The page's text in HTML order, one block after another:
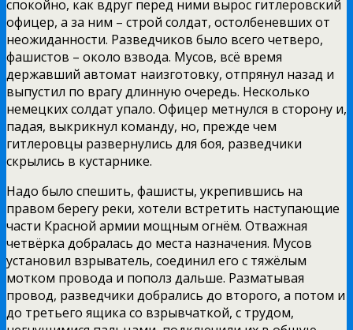
спокойно, как вдруг перед ними вырос гитлеровский
офицер, а за ним – строй солдат, остолбеневших от
неожиданности. Разведчиков было всего четверо,
фашистов – около взвода. Мусов, всё время
державший автомат наизготовку, отпрянул назад и
выпустил по врагу длинную очередь. Несколько
немецких солдат упало. Офицер метнулся в сторону и,
падая, выкрикнул команду, но, прежде чем
гитлеровцы развернулись для боя, разведчики
скрылись в кустарнике.
Надо было спешить, фашисты, укрепившись на
правом берегу реки, хотели встретить наступающие
части Красной армии мощным огнём. Отважная
четвёрка добралась до места назначения. Мусов
установил взрыватель, соединил его с тяжёлым
мотком провода и пополз дальше. Разматывая
провод, разведчики добрались до второго, а потом и
до третьего ящика со взрывчаткой, с трудом,